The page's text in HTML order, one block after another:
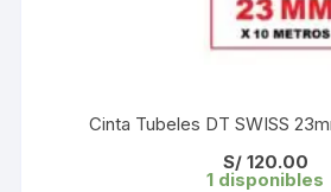
Cinta Tubeles DT SWISS
S/120.00
1 disponibles